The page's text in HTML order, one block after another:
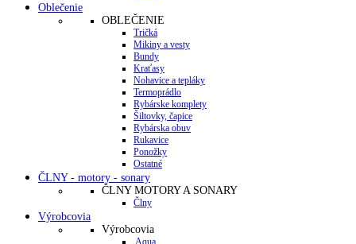
Oblečenie
OBLEČENIE
Tričká
Mikiny a vesty
Bundy
Kraťasy
Nohavice a tepláky
Termoprádlo
Rybárske komplety
Šiltovky, čapice
Rybárska obuv
Rukavice
Ponožky
Ostatné
ČLNY - motory - sonary
ČLNY MOTORY A SONARY
Člny
Výrobcovia
Výrobcovia
Aqua